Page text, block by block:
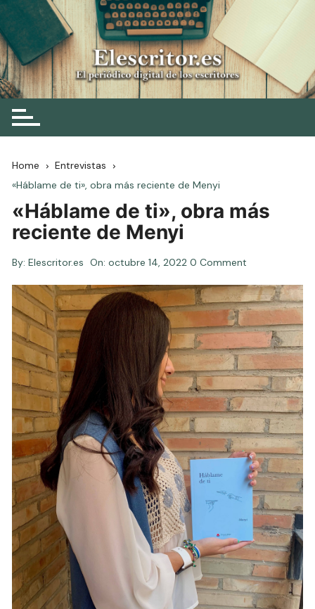
Skip
to
content
Elescritor.es
El periódico digital de los escritores
Home
Entrevistas
«Háblame de ti», obra más reciente de Menyi
«Háblame de ti», obra más
reciente de Menyi
By: Elescritor.es On:octubre 14, 2022 0 Comment